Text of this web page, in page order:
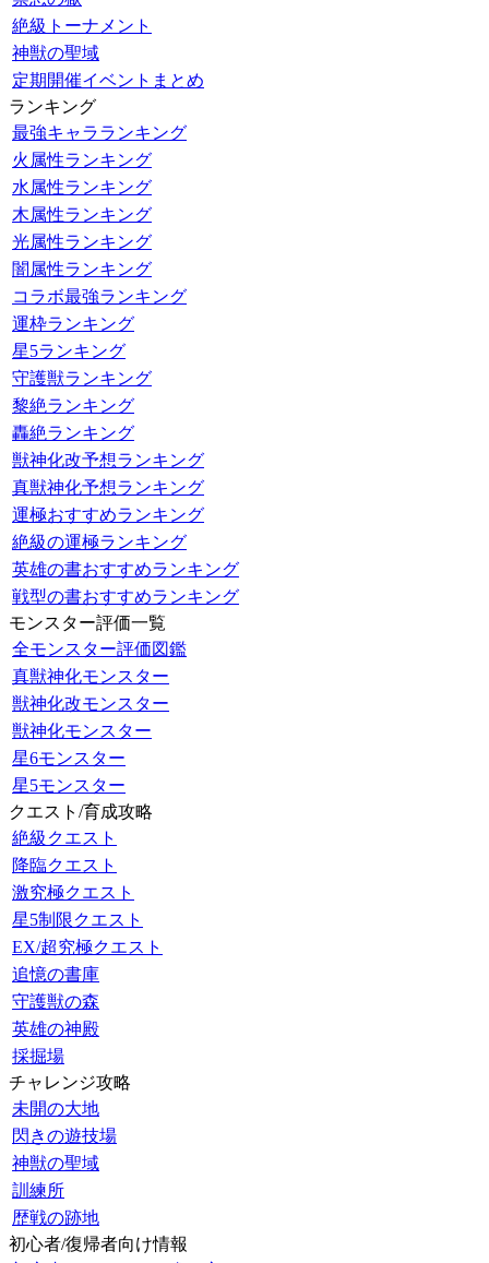
絶級トーナメント
神獣の聖域
定期開催イベントまとめ
ランキング
最強キャラランキング
火属性ランキング
水属性ランキング
木属性ランキング
光属性ランキング
闇属性ランキング
コラボ最強ランキング
運枠ランキング
星5ランキング
守護獣ランキング
黎絶ランキング
轟絶ランキング
獣神化改予想ランキング
真獣神化予想ランキング
運極おすすめランキング
絶級の運極ランキング
英雄の書おすすめランキング
戦型の書おすすめランキング
モンスター評価一覧
全モンスター評価図鑑
真獣神化モンスター
獣神化改モンスター
獣神化モンスター
星6モンスター
星5モンスター
クエスト/育成攻略
絶級クエスト
降臨クエスト
激究極クエスト
星5制限クエスト
EX/超究極クエスト
追憶の書庫
守護獣の森
英雄の神殿
採掘場
チャレンジ攻略
未開の大地
閃きの遊技場
神獣の聖域
訓練所
歴戦の跡地
初心者/復帰者向け情報